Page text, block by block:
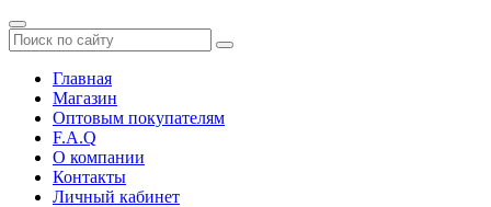
Главная
Магазин
Оптовым покупателям
F.A.Q
О компании
Контакты
Личный кабинет